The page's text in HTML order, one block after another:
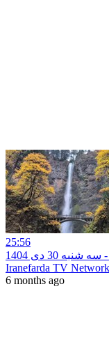
25:56
30 دی 1404
Iranefarda TV Network
6 months ago